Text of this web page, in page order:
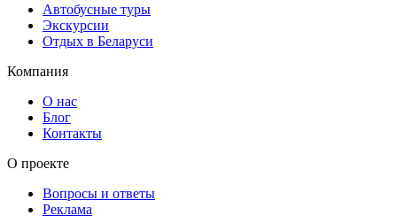
Автобусные туры
Экскурсии
Отдых в Беларуси
Компания
О нас
Блог
Контакты
О проекте
Вопросы и ответы
Реклама